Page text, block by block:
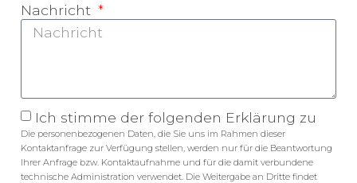
Nachricht
Ich stimme der folgenden Erklärung zu
Die personenbezogenen Daten, die Sie uns im Rahmen dieser
Kontaktanfrage zur Verfügung stellen, werden nur für die Beantwortung
Ihrer Anfrage bzw. Kontaktaufnahme und für die damit verbundene
technische Administration verwendet. Die Weitergabe an Dritte findet